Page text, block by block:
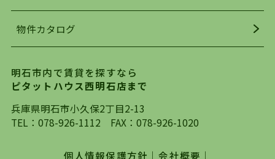
を行っており地域最大級の情報取扱量を誇ってお
ります。店頭で限られた物件をご紹介する、従来
自身でインターネットを利用し、理想のお部屋を
探していただき、選択していただいた物件情報に
対して、専門知識を持ったスタッフがサポートさ
せていただくスタイルを心がけております。私た
は、一度だけでは終わらない、お客様との末長い
物件カタログ
明石市内で賃貸を探すなら
ピタットハウス西明石店まで
兵庫県明石市小久保2丁目2-13
TEL： 078-926-1112 FAX：078-926-1020
個人情報保護方針 ｜会社概要 ｜